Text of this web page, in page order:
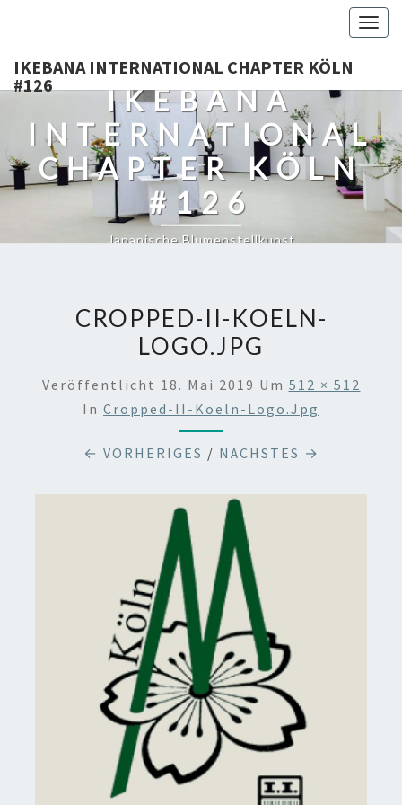
IKEBANA INTERNATIONAL CHAPTER KÖLN
#126
IKEBANA
INTERNATIONAL
CHAPTER KÖLN
#126
Japanische Blumenstellkunst
CROPPED-II-KOELN-
LOGO.JPG
Veröffentlicht 18. Mai 2019 Um 512 × 512
In Cropped-II-Koeln-Logo.jpg
← VORHERIGES / NÄCHSTES →